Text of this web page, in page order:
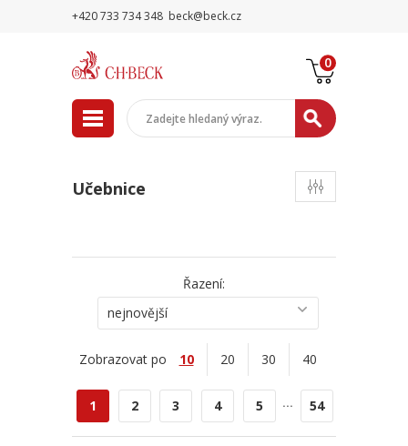
+420 733 734 348 beck@beck.cz
0
Učebnice
Řazení:
nejnovější
Zobrazovat po 10 20 30 40
1 2 3 4 5 ... 54